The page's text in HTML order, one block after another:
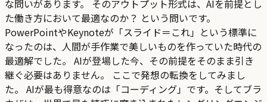
な問いがあります。 そのアウトプット形式は、AIを前提とし
た働き方において最適なのか？ という問いです。
PowerPointやKeynoteが「スライド＝これ」という標準に
なったのは、人間が手作業で美しいものを作っていた時代の
最適解でした。 AIが登場した今、その前提をそのまま引き
継ぐ必要はありません。 ここで発想の転換をしてみまし
た。 AIが最も得意なのは「コーディング」です。そしてブラ